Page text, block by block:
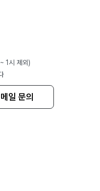
1시 제외)
일 문의